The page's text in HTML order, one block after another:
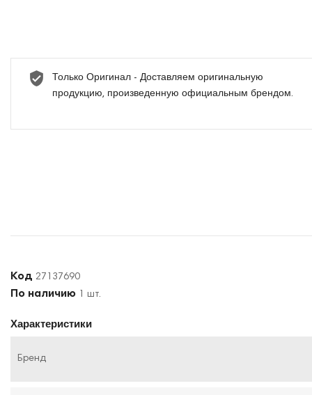
Только Оригинал - Доставляем оригинальную
продукцию, произведенную официальным брендом.
Код 27137690
По наличию 1 шт.
Характеристики
Бренд